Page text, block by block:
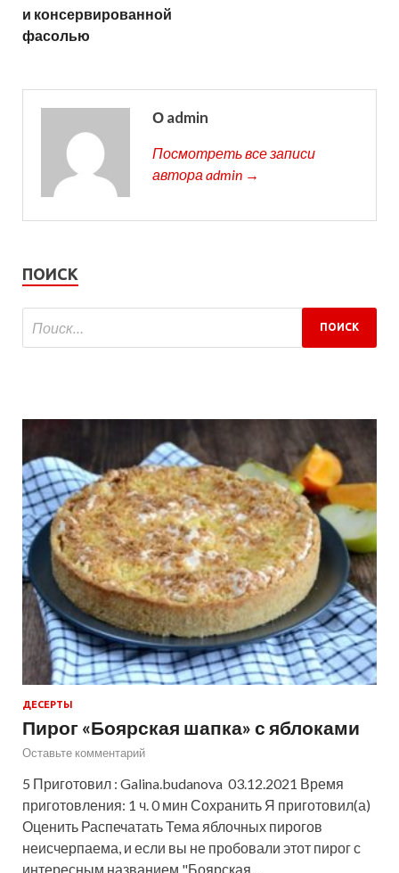
и консервированной
фасолью
О admin
Посмотреть все записи
автора admin →
ПОИСК
ДЕСЕРТЫ
Пирог «Боярская шапка» с яблоками
Оставьте комментарий
5 Приготовил : Galina.budanova 03.12.2021 Время
приготовления: 1 ч. 0 мин Сохранить Я приготовил(а)
Оценить Распечатать Тема яблочных пирогов
неисчерпаема, и если вы не пробовали этот пирог с
интересным названием "Боярская …